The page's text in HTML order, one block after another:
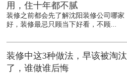
用，住十年都不腻
装修之前都会先了解沈阳装修公司哪家
好，装修最忌只顾当下好看，不顾...
装修中这3种做法，早该被淘汰
了，谁做谁后悔